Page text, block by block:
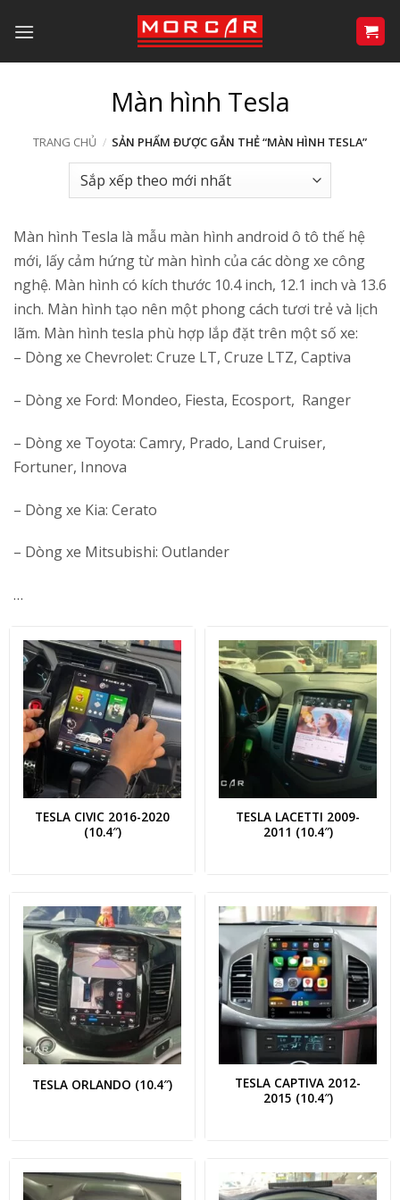
qua
nội
Màn hình Tesla
TRANG CHỦ / SẢN PHẨM ĐƯỢC GẮN THẺ “MÀN HÌNH TESLA”
Màn hình Tesla là mẫu màn hình android ô tô thế hệ
mới, lấy cảm hứng từ màn hình của các dòng xe công
nghệ. Màn hình có kích thước 10.4 inch, 12.1 inch và 13.6
inch. Màn hình tạo nên một phong cách tươi trẻ và lịch
lãm. Màn hình tesla phù hợp lắp đặt trên một số xe:
– Dòng xe Chevrolet: Cruze LT, Cruze LTZ, Captiva
– Dòng xe Ford: Mondeo, Fiesta, Ecosport, Ranger
– Dòng xe Toyota: Camry, Prado, Land Cruiser,
Fortuner, Innova
– Dòng xe Kia: Cerato
– Dòng xe Mitsubishi: Outlander
…
TESLA CIVIC 2016-2020
(10.4″)
TESLA LACETTI 2009-
2011 (10.4″)
TESLA ORLANDO (10.4″)
TESLA CAPTIVA 2012-
2015 (10.4″)